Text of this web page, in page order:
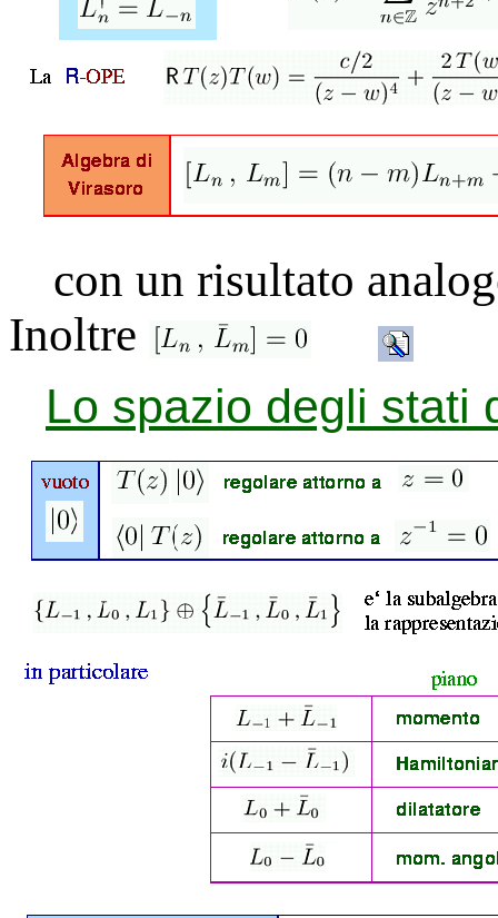
con un risultato
Inoltre
Lo spazio degli stati